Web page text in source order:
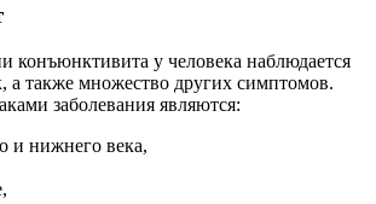
конъюнктивита у человека наблюдается
а также множество других симптомов.
заболевания являются:
и нижнего века,